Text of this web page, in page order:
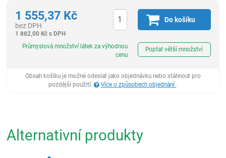
1 555,37 Kč
bez DPH
1 882,00Kč s DPH
Do košíku
Průmyslová množství látek za výhodnou
cenu
Poptat větší množství
Obsah košíku je možné odeslat jako objednávku nebo stáhnout pro
pozdější použití.
Více o způsobech objednání .
Alternativní produkty